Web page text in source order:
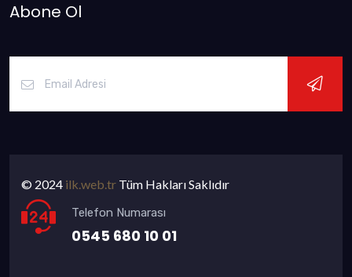
Abone Ol
© 2024 ilk.web.tr Tüm Hakları Saklıdır
Telefon Numarası
0545 680 10 01